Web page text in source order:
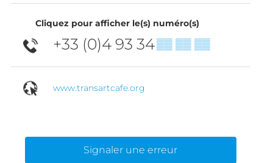
Cliquez pour afficher le(s) numéro(s)
+33 (0)4 93 34▒▒ ▒▒ ▒▒
www.transartcafe.org
Signaler une erreur